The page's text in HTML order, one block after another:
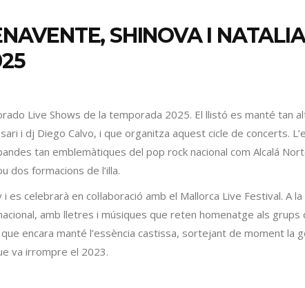
SHINOVA I
Live Shows de la temporada 2025. El llistó es manté tan
i dj Diego Calvo, i que organitza aquest cicle de concerts.
tan emblemàtiques del pop rock nacional com Alcalá
dos formacions de l’illa.
es celebrarà en col·laboració amb el Mallorca Live Festival. A
amb lletres i músiques que reten homenatge als grups
encara manté l’essència castissa, sortejant de moment la
va irrompre el 2023.